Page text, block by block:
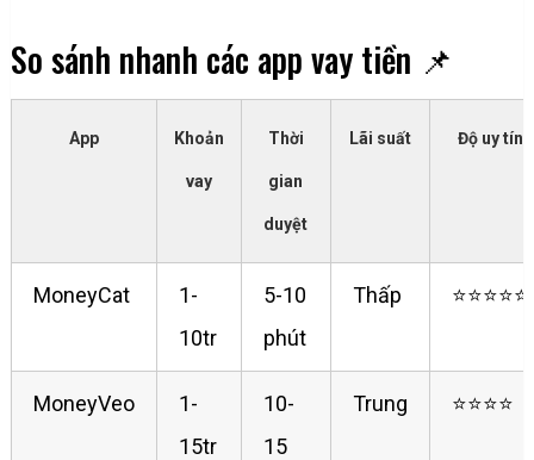
So sánh nhanh các app vay tiền 📌
App Khoản
vay
Thời
gian
duyệt
Lãi suất Độ uy tín
MoneyCat
1-
10tr
5-10
phút
Thấp ⭐⭐⭐⭐⭐
MoneyVeo
1-
15tr
10-
15
Trung ⭐⭐⭐⭐